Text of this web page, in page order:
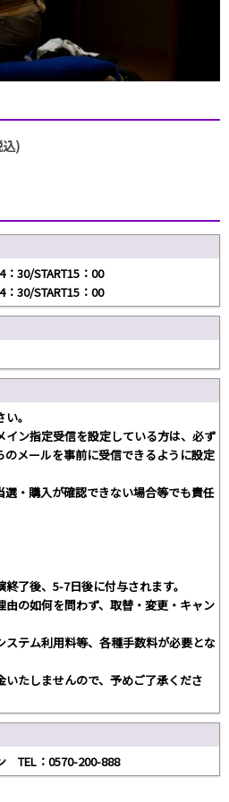
)
30/START15：00
30/START15：00
。
ン指定受信を設定している方は、必ず
メールを事前に受信できるように設定
・購入が確認できない場合等でも責任
了後、5-7日後に付与されます。
の如何を問わず、取替・変更・キャン
テム利用料等、各種手数料が必要とな
たしませんので、予めご了承くださ
TEL：0570-200-888